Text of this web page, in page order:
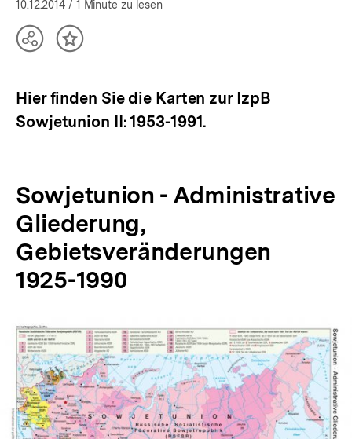
10.12.2014 / 1 Minute zu lesen
TeilenInhalt
Hier finden Sie die Karten zur IzpB
Sowjetunion II: 1953-1991.
Sowjetunion - Administrative
Gliederung,
Gebietsveränderungen
1925-1990